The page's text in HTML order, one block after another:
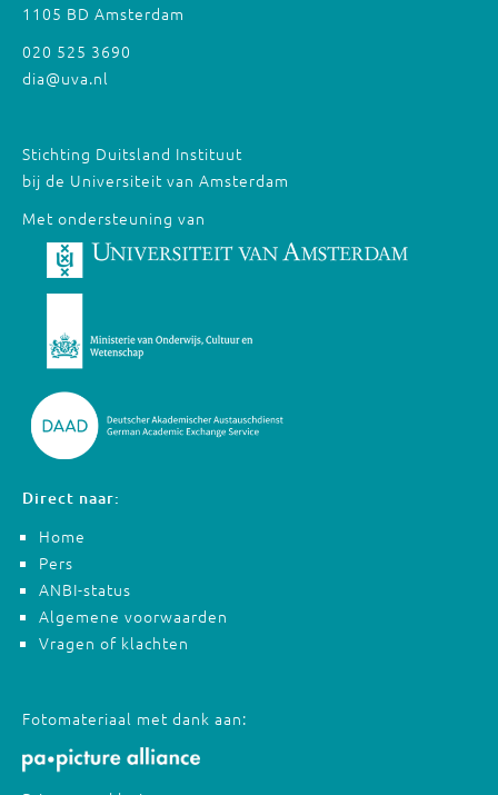
1105 BD Amsterdam
020 525 3690
dia@uva.nl
Stichting Duitsland Instituut
bij de Universiteit van Amsterdam
Met ondersteuning van
Direct naar:
Home
Pers
ANBI-status
Algemene voorwaarden
Vragen of klachten
Fotomateriaal met dank aan: